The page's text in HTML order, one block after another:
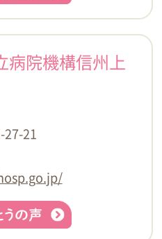
病院機構信州上
27-21